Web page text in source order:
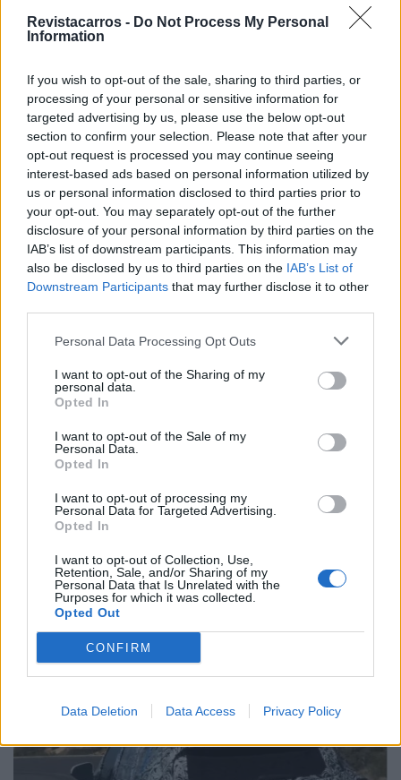
Revistacarros - Do Not Process My Personal
Information
If you wish to opt-out of the sale, sharing to third parties, or
processing of your personal or sensitive information for
targeted advertising by us, please use the below opt-out
section to confirm your selection. Please note that after your
opt-out request is processed you may continue seeing
interest-based ads based on personal information utilized by
us or personal information disclosed to third parties prior to
your opt-out. You may separately opt-out of the further
disclosure of your personal information by third parties on the
IAB’s list of downstream participants. This information may
also be disclosed by us to third parties on the IAB’s List of
Downstream Participants that may further disclose it to other
Personal Data Processing Opt Outs
I want to opt-out of the Sharing of my
personal data.
Opted In
I want to opt-out of the Sale of my
Personal Data.
Opted In
I want to opt-out of processing my
Personal Data for Targeted Advertising.
Opted In
I want to opt-out of Collection, Use,
Retention, Sale, and/or Sharing of my
Personal Data that Is Unrelated with the
Purposes for which it was collected.
Opted Out
CONFIRM
Data Deletion Data Access Privacy Policy
A Reuters falou inclusivamente com alguns
comentado a sua satisfação com as suas condições de
trabalho atuais, dois terços dos entrevistados afirmaram
que a pressão é demasiado elevada, tendo alguns
relatado uma elevada incidência de acidentes e
problemas com o pagamento de horas extraordinárias.
Dois deles disseram igualmente que não estavam
autorizados a falar com os meios de comunicação social.
Tags: Alemanha Elon Musk sindicato Tesla
Related Posts
Trump lança ataque aos elétricos com
acusação inesperada